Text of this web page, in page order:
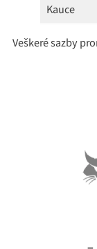
Kauce
Veškeré sazby